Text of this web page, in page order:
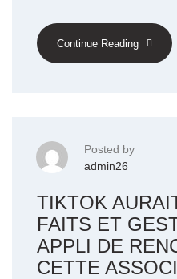
Continue Reading
Posted by
admin26
TIKTOK
FAITS ET
APPLI DE
CETTE